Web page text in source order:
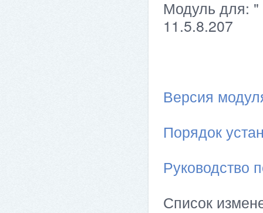
Модуль для: "
11.5.8.207
Версия
Порядок
Руководство
Список